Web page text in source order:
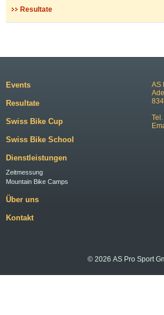
Resultate
AS
Events
Resultate
Swiss Bike Cup
Swiss Bike School
Dienstleistungen
Zeitmessung
Mountain Bike Camps
Über uns
Kontakt
© 2026 AS Pro Sport